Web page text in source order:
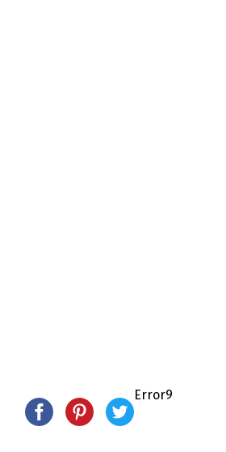
Error9